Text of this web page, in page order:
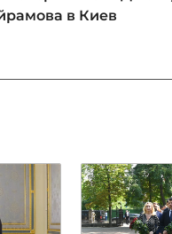
в Киев